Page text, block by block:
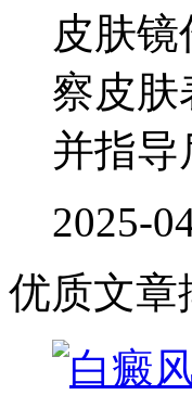
皮肤
察皮肤
并指
2025-
优质文章